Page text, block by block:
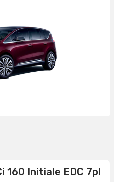
160 Initiale EDC 7pl